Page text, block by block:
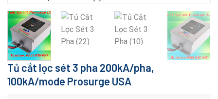
Tủ cắt lọc sét 3 pha 200kA/pha,
100kA/mode Prosurge USA